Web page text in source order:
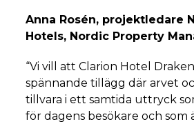
Anna Rosén, projektledare
Hotels, Nordic Property
“Vi vill att Clarion Hotel
spännande tillägg där arvet
tillvara i ett samtida uttryck
för dagens besökare och som